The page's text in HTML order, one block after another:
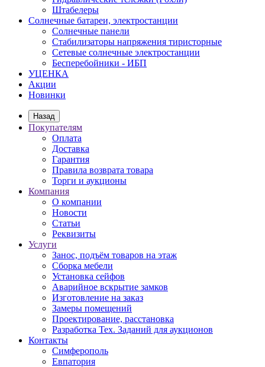
Штабелеры
Солнечные батареи, электростанции
Солнечные панели
Стабилизаторы напряжения тиристорные
Сетевые солнечные электростанции
Бесперебойники - ИБП
УЦЕНКА
Акции
Новинки
Назад
Покупателям
Оплата
Доставка
Гарантия
Правила возврата товара
Торги и аукционы
Компания
О компании
Новости
Статьи
Реквизиты
Услуги
Занос, подъём товаров на этаж
Сборка мебели
Установка сейфов
Аварийное вскрытие замков
Изготовление на заказ
Замеры помещений
Проектирование, расстановка
Разработка Тех. Заданий для аукционов
Контакты
Симферополь
Евпатория